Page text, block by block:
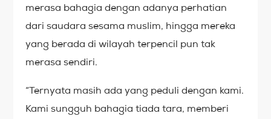
merasa bahagia dengan adanya perhatian
dari saudara sesama muslim, hingga mereka
yang berada di wilayah terpencil pun tak
merasa sendiri.
“Ternyata masih ada yang peduli dengan kami.
Kami sungguh bahagia tiada tara, memberi